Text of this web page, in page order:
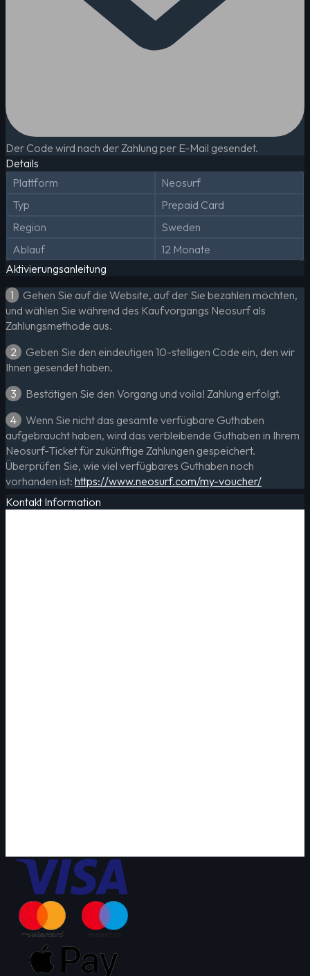
Der Code wird nach der Zahlung per E-Mail gesendet.
Details
Plattform
Neosurf
Typ
Prepaid Card
Region
Sweden
Ablauf
12 Monate
Aktivierungsanleitung
1
Gehen Sie auf die Website, auf der Sie bezahlen möchten,
und wählen Sie während des Kaufvorgangs Neosurf als
Zahlungsmethode aus.
2
Geben Sie den eindeutigen 10-stelligen Code ein, den wir
Ihnen gesendet haben.
3
Bestätigen Sie den Vorgang und voila! Zahlung erfolgt.
4
Wenn Sie nicht das gesamte verfügbare Guthaben
aufgebraucht haben, wird das verbleibende Guthaben in Ihrem
Neosurf-Ticket für zukünftige Zahlungen gespeichert.
Überprüfen Sie, wie viel verfügbares Guthaben noch
vorhanden ist: https://www.neosurf.com/my-voucher/
Kontakt Information